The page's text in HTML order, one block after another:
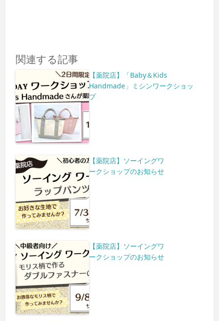
関連する記事
【薬院店】「Baby＆Kids
Handmade」ミシンワークショッ
プ
【薬院店】ソーイングワ
ークショップのお知らせ
【薬院店】ソーイングワ
ークショップのお知らせ